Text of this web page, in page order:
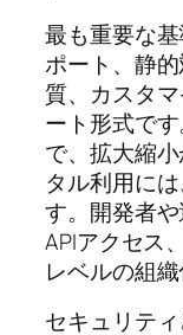
最も重要な
ポート、静
質、カスタ
ート形式で
で、拡大縮
タル利用に
す。開発者や
APIアクセス
レベルの組織
セキュリテ